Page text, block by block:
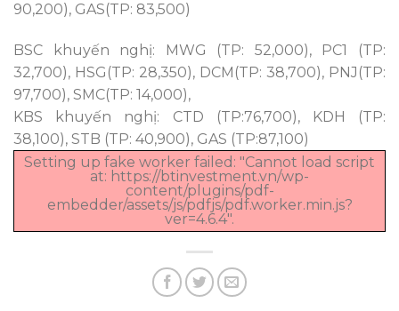
90,200), GAS(TP: 83,500)
BSC khuyến nghị: MWG (TP: 52,000), PC1 (TP:
32,700), HSG(TP: 28,350), DCM(TP: 38,700), PNJ(TP:
97,700), SMC(TP: 14,000),
KBS khuyến nghị: CTD (TP:76,700), KDH (TP:
38,100), STB (TP: 40,900), GAS (TP:87,100)
Setting up fake worker failed: "Cannot load script
at: https://btinvestment.vn/wp-
content/plugins/pdf-
embedder/assets/js/pdfjs/pdf.worker.min.js?
ver=4.6.4".